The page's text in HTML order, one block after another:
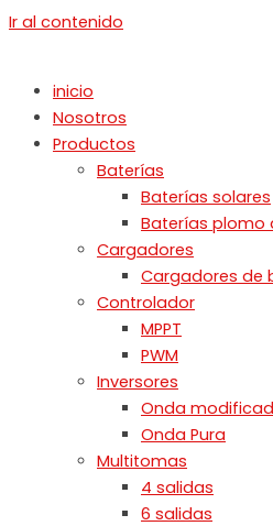
Ir al contenido
inicio
Nosotros
Productos
Baterías
Baterías solares
Baterías plomo
Cargadores
Cargadores de
Controlador
MPPT
PWM
Inversores
Onda
Onda Pura
Multitomas
4 salidas
6 salidas